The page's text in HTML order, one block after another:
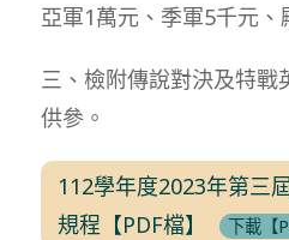
亞軍1萬元、季軍5千元、
三、檢附傳說對決及特戰
供參。
112學年度2023年第三
規程【PDF檔】
下載【